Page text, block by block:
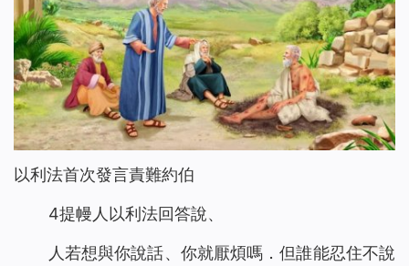
以利法首次發言責難約伯
4提幔人以利法回答說、
人若想與你說話、你就厭煩嗎．但誰能忍住不說